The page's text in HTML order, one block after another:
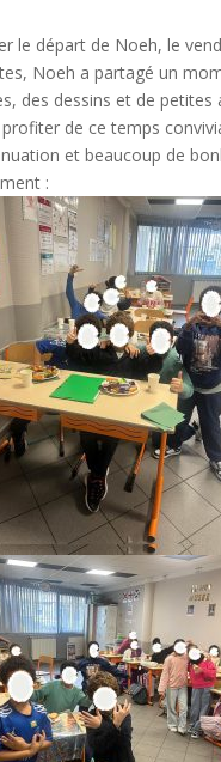
le départ de Noeh, le
Noeh a partagé un
des dessins et de
de ce temps
et beaucoup de
: